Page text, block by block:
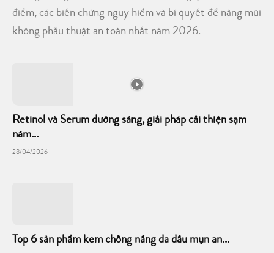
điểm, các biến chứng nguy hiểm và bí quyết để nâng mũi
không phẫu thuật an toàn nhất năm 2026.
Retinol và Serum dưỡng sáng, giải pháp cải thiện sạm
nám...
28/04/2026
Top 6 sản phẩm kem chống nắng da dầu mụn an...